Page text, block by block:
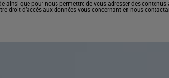
que pour nous permettre de vous adresser des contenus
droit d’accès aux données vous concernant en nous